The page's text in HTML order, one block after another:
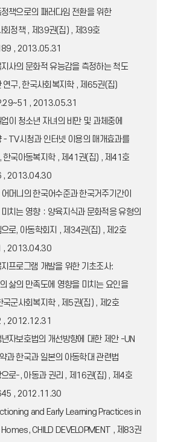
책으로의 패러다임 전환을 위한
회정책 , 제39권(집) , 제39호
, 2013.05.31
사의 문화적 유능감을 측정하는 척도
연구, 한국사회복지학 , 제65권(집)
, 2013.05.31
이 청소년 자녀의 비만 및 과체중에
TV시청과 인터넷 이용의 매개효과를
한국아동복지학 , 제41권(집) , 제41호
, 2013.04.30
머니의 한국어수준과 한국거주기간이
치는 영향：양육지식과 문화적응 유형의
으로, 아동학회지 , 제34권(집) , 제2호
, 2013.04.30
프로그램 개발을 위한 기초조사:
삶의 만족도에 영향을 미치는 요인을
국군사회복지학 , 제5권(집) , 제2호
, 2012.12.31
자보호법의 개선방향에 대한 제안 -UN
과 한국과 일본의 아동학대 관련법
으로-, 아동과 권리 , 제16권(집) , 제4호
, 2012.11.30
and Early Learning Practices in
CHILD DEVELOPMENT , 제83권